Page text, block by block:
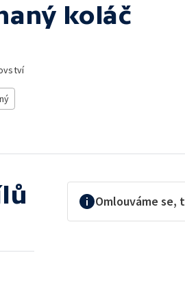
koláč
Omlouváme